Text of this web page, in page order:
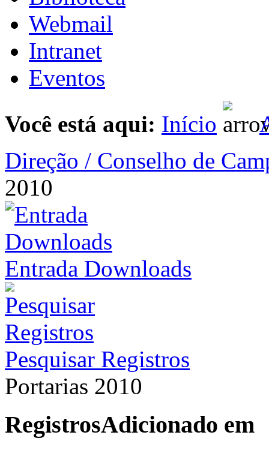
Webmail
Intranet
Eventos
Você está aqui: Início
Direção / Conselho de
2010
Entrada Downloads
Pesquisar Registros
Portarias 2010
RegistrosAdicionado em